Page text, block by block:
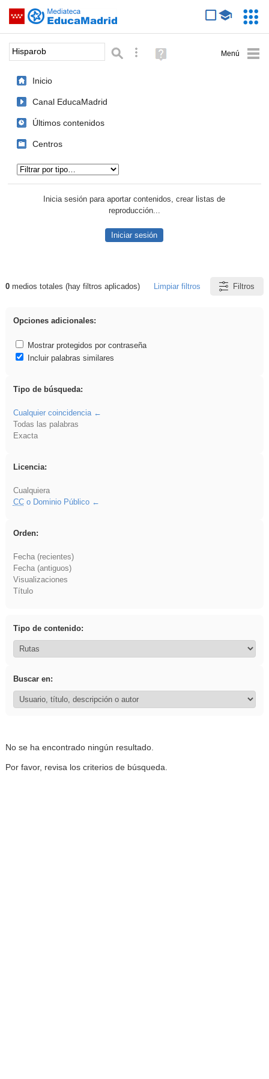
Saltar navegación
Palabra o frase: Búsqueda avanzada
Ayuda
(en
Inicio
Canal EducaMadrid
Últimos contenidos
Centros
Inicia sesión para aportar contenidos, crear listas de
reproducción...
Iniciar sesión
Resultados de: Hisparob
0medios totales (hay filtros aplicados) Limpiar filtros Filtros
Opciones adicionales:
Mostrar protegidos por contraseña
Incluir palabras similares
Tipo de búsqueda:
Cualquier coincidencia
Todas las palabras
Exacta
Licencia:
Cualquiera
CCo Dominio Público
Orden:
Fecha (recientes)
Fecha (antiguos)
Visualizaciones
Título
Tipo de contenido:
Buscar en:
No se ha encontrado ningún resultado.
Por favor, revisa los criterios de búsqueda.